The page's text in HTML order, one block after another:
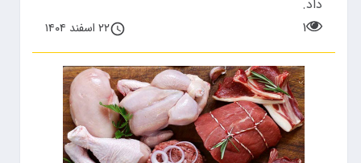
داد.
۱
۲۲ اسفند ۱۴۰۴